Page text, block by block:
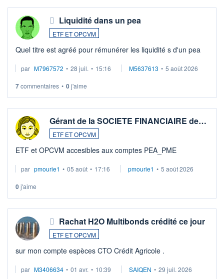
Liquidité dans un pea
ETF ET OPCVM
Quel titre est agréé pour rémunérer les liquidité s d'un pea
par M7967572 • 28 juil. • 15:16 M5637613 • 5 août 2026
7commentaires • 0j'aime
Gérant de la SOCIETE FINANCIAIRE de…
ETF ET OPCVM
ETF et OPCVM accesibles aux comptes PEA_PME
par pmourie1 • 05 août • 17:16 pmourie1 • 5 août 2026
0j'aime
Rachat H2O Multibonds crédité ce jour
ETF ET OPCVM
sur mon compte espèces CTO Crédit Agricole .
par M3406634 • 01 avr. • 10:39 SAIQEN • 29 juil. 2026